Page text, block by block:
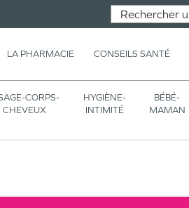
LA PHARMACIE CONSEILS SANTÉ
CORPS-
CHEVEUX
HYGIÈNE-
INTIMITÉ
BÉBÉ-
MAMAN